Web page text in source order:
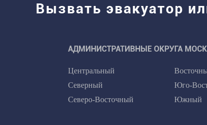
Вызвать эвакуатор
АДМИНИСТРАТИВНЫЕ ОКРУГА
Центральный
Северный
Юго-
Северо-Восточный
Южный